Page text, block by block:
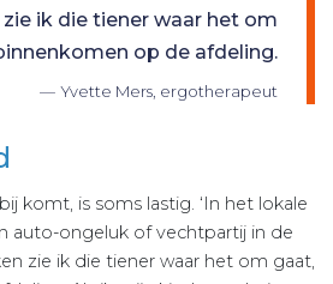
ik die tiener waar het om
op de afdeling.
Yvette Mers, ergotherapeut
komt, is soms lastig. ‘In het lokale
auto-ongeluk of vechtpartij in de
zie ik die tiener waar het om gaat,